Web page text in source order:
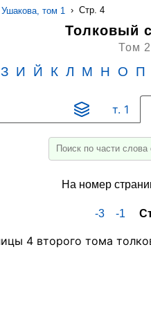
Ушакова, том 1 › Стр. 4
Толковый
Том
З И Й К Л М Н О П
т. 1
На номер
-3 -1